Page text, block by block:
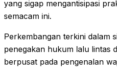
yang sigap mengantisipasi
semacam ini.
Perkembangan terkini dalam
penegakan hukum lalu lintas
berpusat pada pengenalan